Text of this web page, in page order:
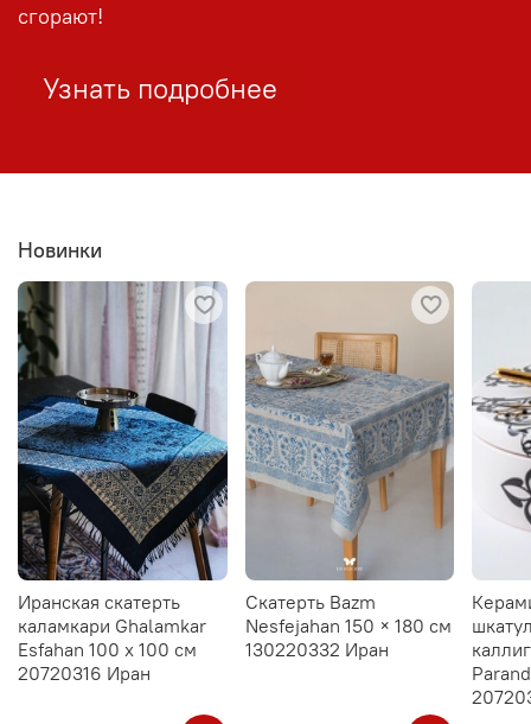
сгорают!
Узнать подробнее
Новинки
Иранская скатерть
каламкари Ghalamkar
Esfahan 100 х 100 см
20720316 Иран
Скатерть Bazm
Nesfejahan 150 × 180 см
130220332 Иран